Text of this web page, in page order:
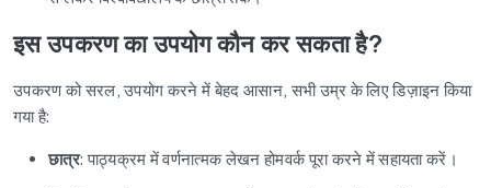
इस उपकरण का उपयोग कौन कर सकता है?
उपकरण को सरल, उपयोग करने में बेहद आसान, सभी उम्र के लिए डिज़ाइन किया
गया है:
छात्र: पाठ्यक्रम में वर्णनात्मक लेखन होमवर्क पूरा करने में सहायता करें।